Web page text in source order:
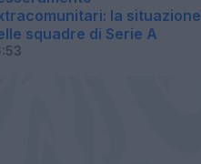
la situazione
squadre di Serie A